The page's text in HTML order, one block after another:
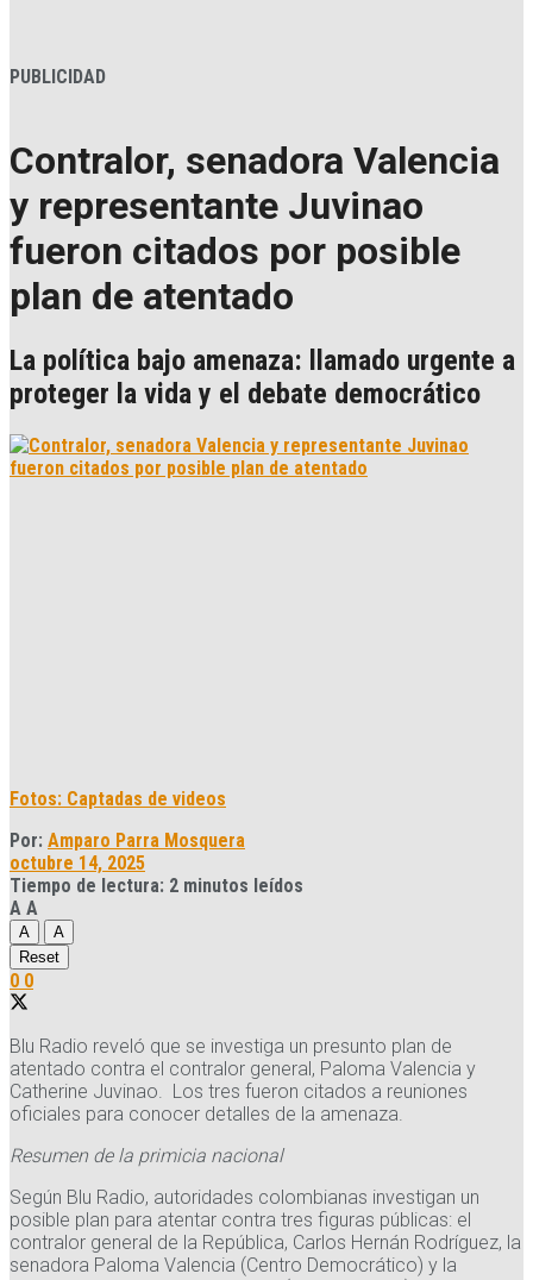
PUBLICIDAD
Contralor, senadora Valencia
y representante Juvinao
fueron citados por posible
plan de atentado
La política bajo amenaza: llamado urgente a
proteger la vida y el debate democrático
Fotos: Captadas de videos
Por: Amparo Parra Mosquera
octubre 14, 2025
Tiempo de lectura: 2 minutos leídos
A A
A
A
Reset
0 0
Blu Radio reveló que se investiga un presunto plan de
atentado contra el contralor general, Paloma Valencia y
Catherine Juvinao. Los tres fueron citados a reuniones
oficiales para conocer detalles de la amenaza.
Resumen de la primicia nacional
Según Blu Radio, autoridades colombianas investigan un
posible plan para atentar contra tres figuras públicas: el
contralor general de la República, Carlos Hernán Rodríguez, la
senadora Paloma Valencia (Centro Democrático) y la